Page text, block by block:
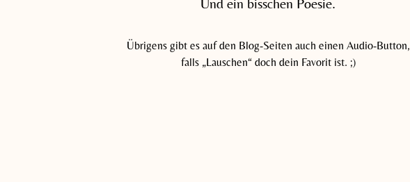
Übrigens gibt es auf den Blog-Seiten auch einen Audio-Button,
falls „Lauschen“ doch dein Favorit ist. ;)